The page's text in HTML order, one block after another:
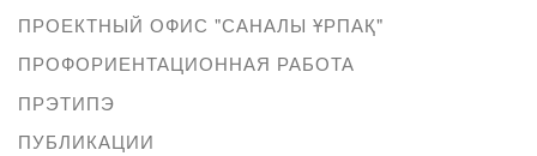
ПРОЕКТНЫЙ ОФИС "САНАЛЫ ҰРПАҚ"
ПРОФОРИЕНТАЦИОННАЯ РАБОТА
ПРЭТИПЭ
ПУБЛИКАЦИИ